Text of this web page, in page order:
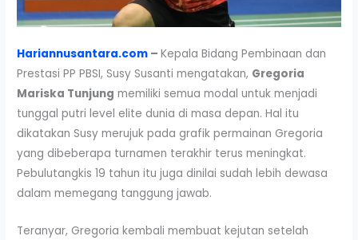
Hariannusantara.com –Kepala Bidang Pembinaan dan
Prestasi PP PBSI, Susy Susanti mengatakan, Gregoria
Mariska Tunjung memiliki semua modal untuk menjadi
tunggal putri level elite dunia di masa depan. Hal itu
dikatakan Susy merujuk pada grafik permainan Gregoria
yang dibeberapa turnamen terakhir terus meningkat.
Pebulutangkis 19 tahun itu juga dinilai sudah lebih dewasa
dalam memegang tanggung jawab.
Teranyar, Gregoria kembali membuat kejutan setelah